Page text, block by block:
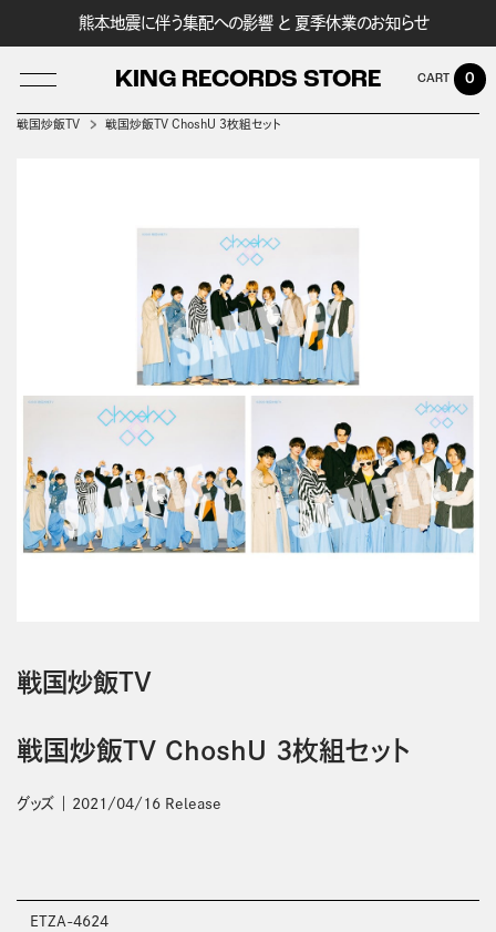
熊本地震に伴う集配への影響 と 夏季休業のお知らせ
KING RECORDS STORE 0
戦国炒飯TV 戦国炒飯TV ChoshU 3枚組セット
戦国炒飯TV
戦国炒飯TV ChoshU 3枚組セット
グッズ 2021/04/16 Release
ETZA-4624